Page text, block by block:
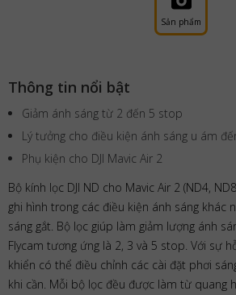
Sản phẩm
Thông tin nổi bật
Giảm ánh sáng từ 2 đến 5 stop
Lý tưởng cho điều kiện ánh sáng u ám
Phụ kiện cho DJI Mavic Air 2
Bộ kính lọc DJI ND cho Mavic Air 2 (ND4,
ghi hình trong các điều kiện ánh sáng khác
sáng gắt. Bộ lọc giúp làm giảm lượng ánh
Flycam tương ứng là 2, 3 và 5 stop. Với sự
khiển có thể điều chỉnh các cài đặt phơi
khi cần. Mỗi bộ lọc đều được làm từ quang